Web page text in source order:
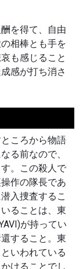
を得て、自由
相棒とも手を
も感じること
感が打ち消さ
ころから物語
る前なので、
。この殺人で
作の隊長であ
入捜査するこ
ることは、東
が持ってい
すること。東
いわれている
けることでし